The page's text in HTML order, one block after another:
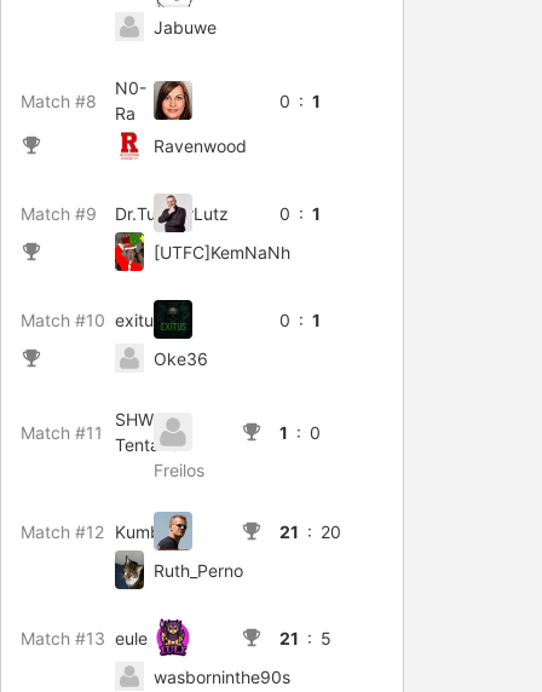
Jabuwe
Match #8
N0-
Ra
0 : 1
Ravenwood
Match #9 Dr.TupperLutz 0 : 1
[UTFC]KemNaNh
Match #10 exitus 0 : 1
Oke36
Match #11
SHW-
Tentakel
1 : 0
Freilos
Match #12 Kumbula 21 : 20
Ruth_Perno
Match #13 eule 21 : 5
wasborninthe90s